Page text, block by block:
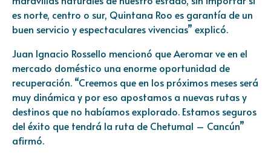
es norte, centro o sur, Quintana Roo es garantía de un
buen servicio y espectaculares vivencias” explicó.
Juan Ignacio Rossello mencionó que Aeromar ve en el
mercado doméstico una enorme oportunidad de
recuperación. “Creemos que en los próximos meses será
muy dinámica y por eso apostamos a nuevas rutas y
destinos que no habíamos explorado. Estamos seguros
del éxito que tendrá la ruta de Chetumal – Cancún”
afirmó.